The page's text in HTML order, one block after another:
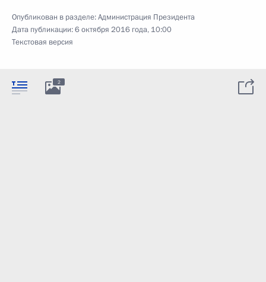
Опубликован в разделе:Администрация Президента
Дата публикации:6 октября 2016 года, 10:00
Текстовая версия
2